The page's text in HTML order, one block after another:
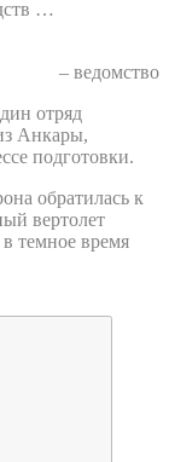
…
– ведомство
отряд
Анкары,
подготовки.
обратилась к
вертолет
темное время